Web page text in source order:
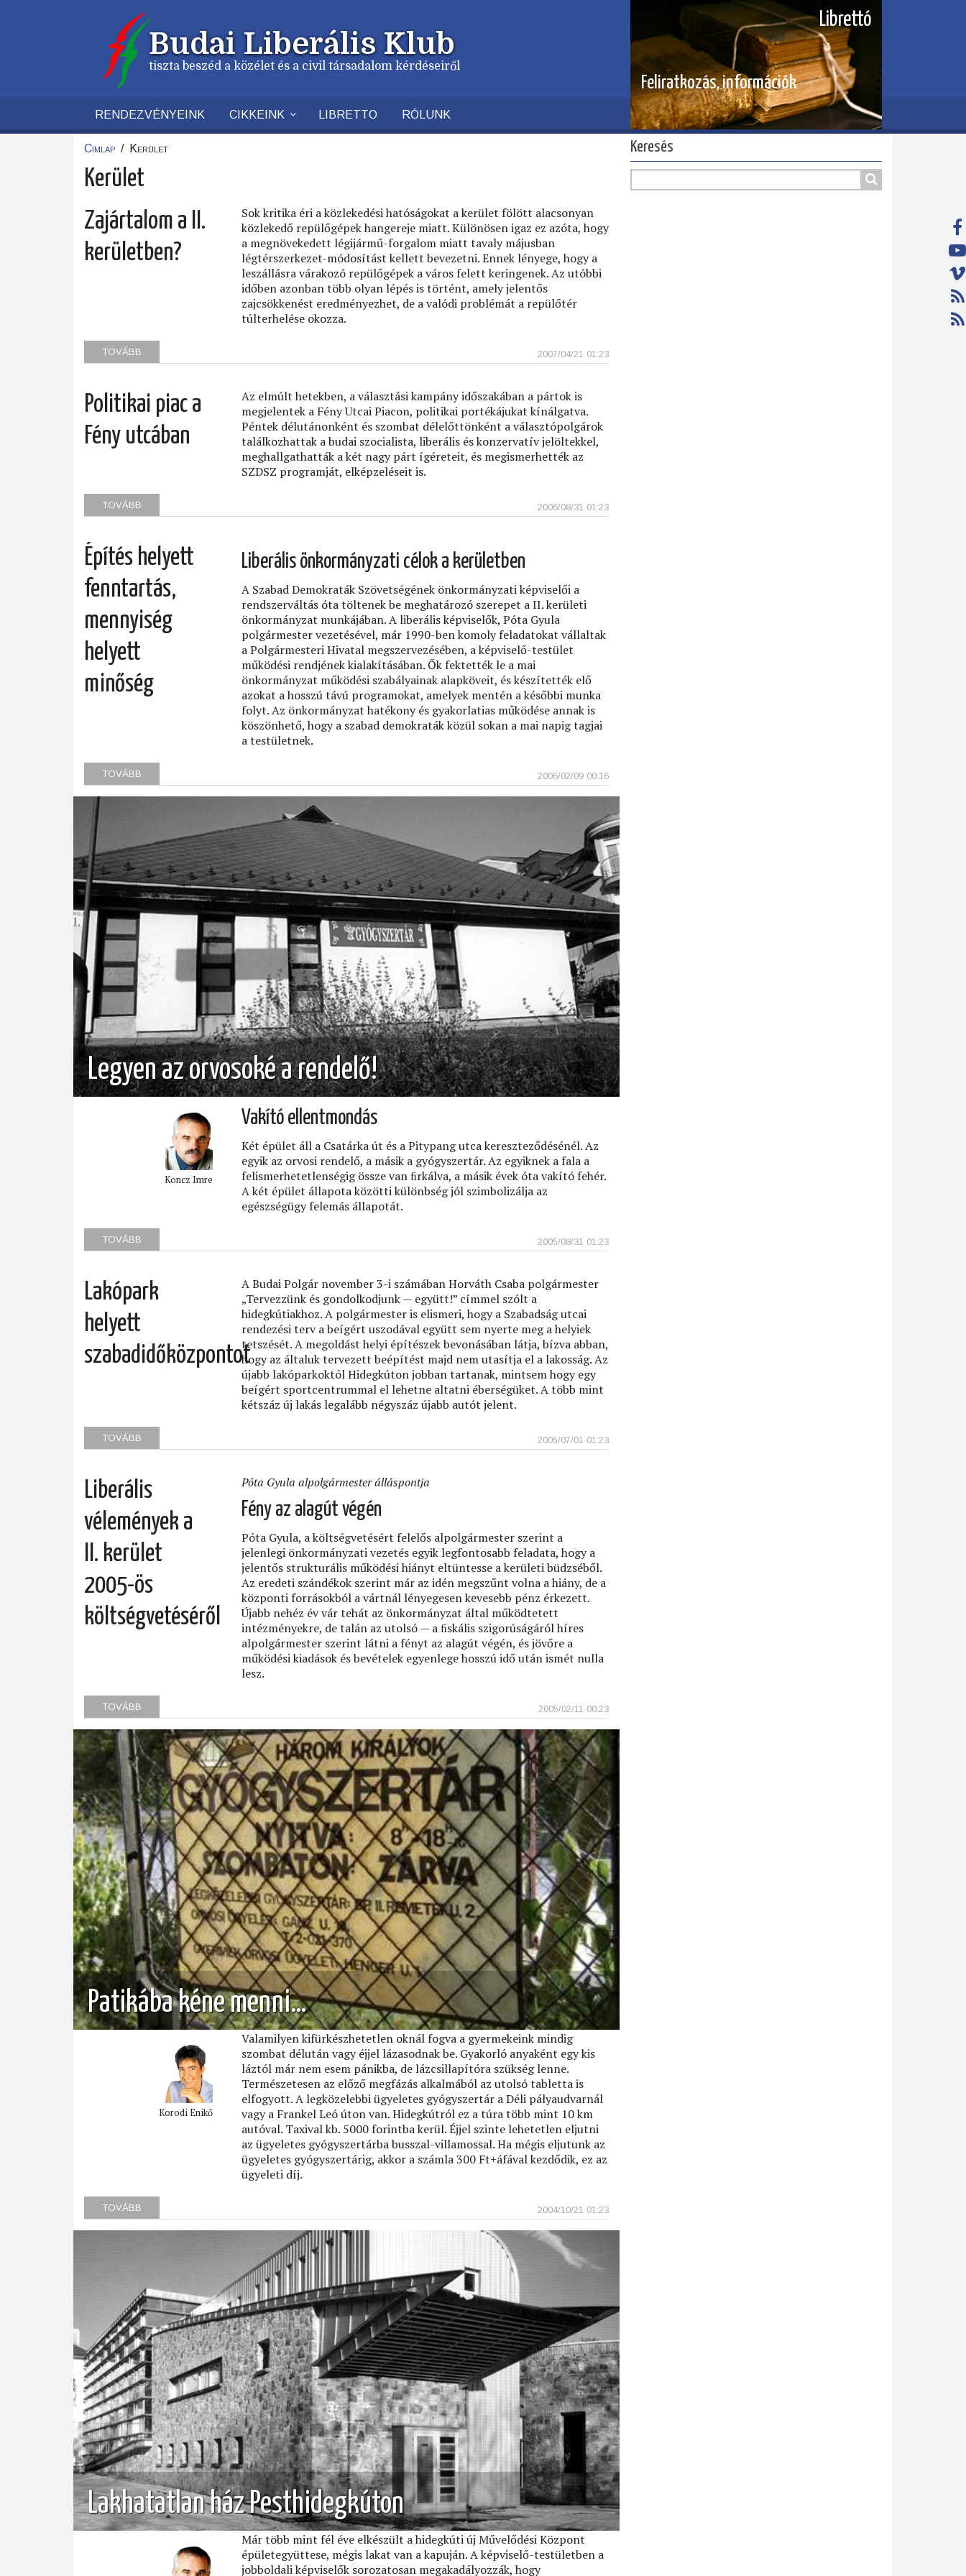
Budai Liberális Klub
tiszta beszéd a közélet és a civil társadalom kérdéseiről
Librettó
Feliratkozás, információk
RENDEZVÉNYEINK CIKKEINK LIBRETTO RÓLUNK
Címlap / Kerület
Kerület
Zajártalom a II.
kerületben?
Sok kritika éri a közlekedési hatóságokat a kerület fölött alacsonyan
közlekedő repülőgépek hangereje miatt. Különösen igaz ez azóta, hogy
a megnövekedett légijármű-forgalom miatt tavaly májusban
légtérszerkezet-módosítást kellett bevezetni. Ennek lényege, hogy a
leszállásra várakozó repülőgépek a város felett keringenek. Az utóbbi
időben azonban több olyan lépés is történt, amely jelentős
zajcsökkenést eredményezhet, de a valódi problémát a repülőtér
túlterhelése okozza.
2007/04/21 01:23
TOVÁBB
A
Politikai piac a
Fény utcában
Az elmúlt hetekben, a választási kampány időszakában a pártok is
megjelentek a Fény Utcai Piacon, politikai portékájukat kínálgatva.
Péntek délutánonként és szombat délelőttönként a választópolgárok
találkozhattak a budai szocialista, liberális és konzervatív jelöltekkel,
meghallgathatták a két nagy párt ígéreteit, és megismerhették az
SZDSZ programját, elképzeléseit is.
2006/08/31 01:23
TOVÁBB
PIAC
UTCÁBAN)
Építés helyett
fenntartás,
mennyiség
helyett
minőség
Liberális önkormányzati célok a kerületben
A Szabad Demokraták Szövetségének önkormányzati képviselői a
rendszerváltás óta töltenek be meghatározó szerepet a II. kerületi
önkormányzat munkájában. A liberális képviselők, Póta Gyula
polgármester vezetésével, már 1990-ben komoly feladatokat vállaltak
a Polgármesteri Hivatal megszervezésében, a képviselő-testület
működési rendjének kialakításában. Ők fektették le a mai
önkormányzat működési szabályainak alapköveit, és készítették elő
azokat a hosszú távú programokat, amelyek mentén a későbbi munka
folyt. Az önkormányzat hatékony és gyakorlatias működése annak is
köszönhető, hogy a szabad demokraták közül sokan a mai napig tagjai
a testületnek.
2006/02/09 00:16
TOVÁBB
HELYETT
FENNTARTÁS,
MINŐSÉG)
Legyen az orvosoké a rendelő!
Koncz Imre
Vakító ellentmondás
Két épület áll a Csatárka út és a Pitypang utca kereszteződésénél. Az
egyik az orvosi rendelő, a másik a gyógyszertár. Az egyiknek a fala a
felismerhetetlenségig össze van ﬁrkálva, a másik évek óta vakító fehér.
A két épület állapota közötti különbség jól szimbolizálja az
egészségügy felemás állapotát.
2005/08/31 01:23
TOVÁBB
AZ
RENDELŐ!)
Lakópark
helyett
szabadidőközpontot
A Budai Polgár november 3-i számában Horváth Csaba polgármester
„Tervezzünk és gondolkodjunk — együtt!” címmel szólt a
hidegkútiakhoz. A polgármester is elismeri, hogy a Szabadság utcai
rendezési terv a beígért uszodával együtt sem nyerte meg a helyiek
tetszését. A megoldást helyi építészek bevonásában látja, bízva abban,
hogy az általuk tervezett beépítést majd nem utasítja el a lakosság. Az
újabb lakóparkoktól Hidegkúton jobban tartanak, mintsem hogy egy
beígért sportcentrummal el lehetne altatni éberségüket. A több mint
kétszáz új lakás legalább négyszáz újabb autót jelent.
2005/07/01 01:23
TOVÁBB
HELYETT
Liberális
vélemények a
II. kerület
2005-ös
költségvetéséről
Póta Gyula alpolgármester álláspontja
Fény az alagút végén
Póta Gyula, a költségvetésért felelős alpolgármester szerint a
jelenlegi önkormányzati vezetés egyik legfontosabb feladata, hogy a
jelentős strukturális működési hiányt eltüntesse a kerületi büdzséből.
Az eredeti szándékok szerint már az idén megszűnt volna a hiány, de a
központi forrásokból a vártnál lényegesen kevesebb pénz érkezett.
Újabb nehéz év vár tehát az önkormányzat által működtetett
intézményekre, de talán az utolsó — a ﬁskális szigorúságáról híres
alpolgármester szerint látni a fényt az alagút végén, és jövőre a
működési kiadások és bevételek egyenlege hosszú idő után ismét nulla
lesz.
2005/02/11 00:23
TOVÁBB
VÉLEMÉNYEK
A
II.
KERÜLET
2005-
ÖS
KÖLTSÉGVETÉSÉRŐL)
Patikába kéne menni…
Korodi Enikő
Valamilyen kifürkészhetetlen oknál fogva a gyermekeink mindig
szombat délután vagy éjjel lázasodnak be. Gyakorló anyaként egy kis
láztól már nem esem pánikba, de lázcsillapítóra szükség lenne.
Természetesen az előző megfázás alkalmából az utolsó tabletta is
elfogyott. A legközelebbi ügyeletes gyógyszertár a Déli pályaudvarnál
vagy a Frankel Leó úton van. Hidegkútról ez a túra több mint 10 km
autóval. Taxival kb. 5000 forintba kerül. Éjjel szinte lehetetlen eljutni
az ügyeletes gyógyszertárba busszal-villamossal. Ha mégis eljutunk az
ügyeletes gyógyszertárig, akkor a számla 300 Ft+áfával kezdődik, ez az
ügyeleti díj.
2004/10/21 01:23
TOVÁBB
KÉNE
MENNI…)
Lakhatatlan ház Pesthidegkúton
Már több mint fél éve elkészült a hidegkúti új Művelődési Központ
épületegyüttese, mégis lakat van a kapuján. A képviselő-testületben a
jobboldali képviselők sorozatosan megakadályozzák, hogy
Keresés